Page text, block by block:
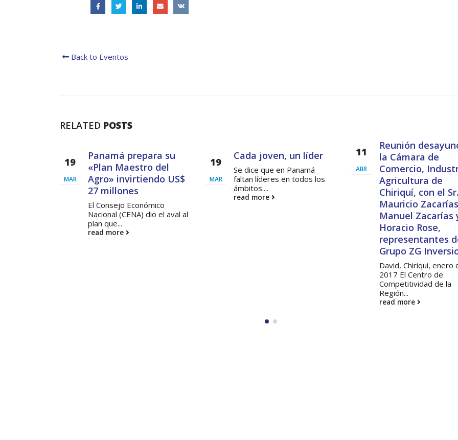
Back to Eventos
RELATED POSTS
19
MAR
Cada joven, un líder
Se dice que en Panamá
faltan líderes en todos los
ámbitos....
read more
la Cámara de
Comercio, Industrias y
Agricultura de
Chiriquí, con el Sr.
Mauricio Zacarías, Luis
Avance del ‘Plan
maestro del
un ejemplo de la
intervención
privada para el
desarrollo:
Cuando el sector
manera organizada
una iniciativa para...
read more